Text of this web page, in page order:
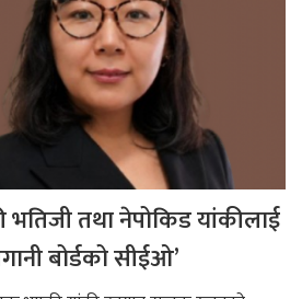
तथा नेपोकिड यांकीलाई
बोर्डको सीईओ’